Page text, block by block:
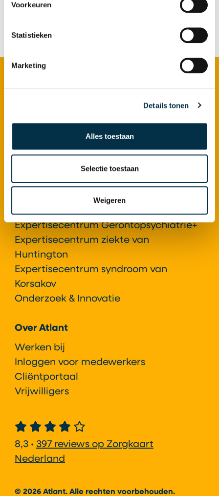
Voorkeuren
Statistieken
Marketing
Details tonen
Alles toestaan
Selectie toestaan
Weigeren
Footer
Gerontopsychiatrie+
Ziekte van Huntington
Atlant als Expertisecentrum
Expertisecentrum Gerontopsychiatrie+
Expertisecentrum ziekte van
Huntington
Expertisecentrum syndroom van
Korsakov
Onderzoek & Innovatie
Over Atlant
Werken bij
Inloggen voor medewerkers
Cliëntportaal
Vrijwilligers
8,3 • 397 reviews op Zorgkaart
Nederland
© 2026 Atlant. Alle rechten voorbehouden.